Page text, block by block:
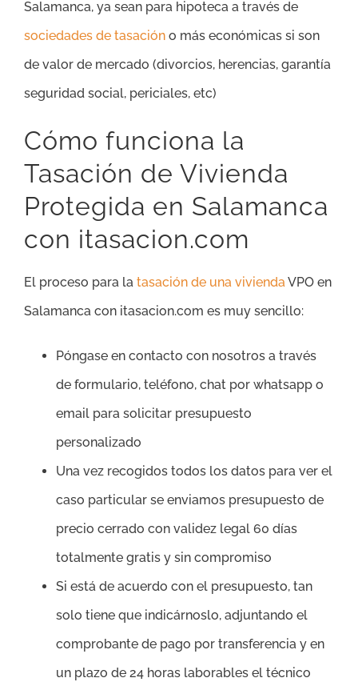
Salamanca, ya sean para hipoteca a través de
sociedades de tasación o más económicas si son
de valor de mercado (divorcios, herencias, garantía
seguridad social, periciales, etc)
Cómo funciona la
Tasación de Vivienda
Protegida en Salamanca
con itasacion.com
El proceso para la tasación de una viviendaVPO en
Salamanca con itasacion.com es muy sencillo:
Póngase en contacto con nosotros a través
de formulario, teléfono, chat por whatsapp o
email para solicitar presupuesto
personalizado
Una vez recogidos todos los datos para ver el
caso particular se enviamos presupuesto de
precio cerrado con validez legal 60 días
totalmente gratis y sin compromiso
Si está de acuerdo con el presupuesto, tan
solo tiene que indicárnoslo, adjuntando el
comprobante de pago por transferencia y en
un plazo de 24 horas laborables el técnico